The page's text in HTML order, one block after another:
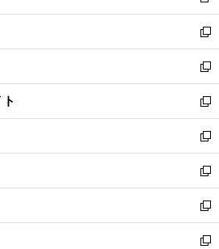
開
く
ウ
で
開
く
ン
ド
ウ
で
開
く
し
い
ウ
ィ
ン
ド
ウ
で
開
く
新
し
い
ウ
ィ
ン
ド
ウ
で
開
く
新
し
い
ウ
ィ
ン
ド
ウ
で
開
く
新
し
い
ウ
ィ
ン
ド
ウ
で
新
し
い
ウ
ィ
ン
ド
新
し
い
ウ
ィ
新
し
い
新